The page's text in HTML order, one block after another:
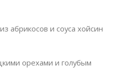
абрикосов и соуса хойсин
орехами и голубым